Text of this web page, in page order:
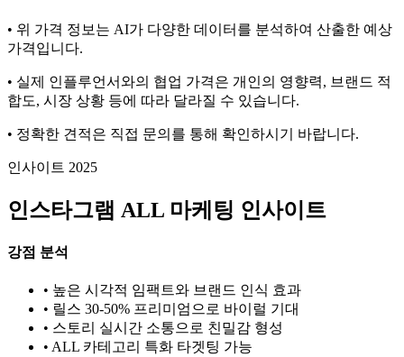
• 위 가격 정보는 AI가 다양한 데이터를 분석하여 산출한 예상
가격입니다.
• 실제 인플루언서와의 협업 가격은 개인의 영향력, 브랜드 적
합도, 시장 상황 등에 따라 달라질 수 있습니다.
• 정확한 견적은 직접 문의를 통해 확인하시기 바랍니다.
인사이트 2025
인스타그램 ALL 마케팅 인사이트
강점 분석
• 높은 시각적 임팩트와 브랜드 인식 효과
• 릴스 30-50% 프리미엄으로 바이럴 기대
• 스토리 실시간 소통으로 친밀감 형성
• ALL 카테고리 특화 타겟팅 가능